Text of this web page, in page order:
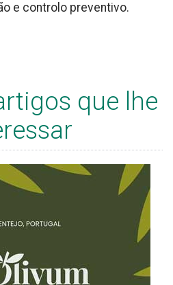
e controlo preventivo.
que lhe